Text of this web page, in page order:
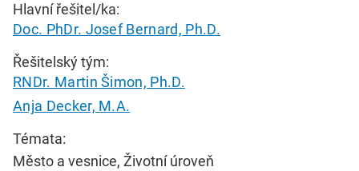
Hlavní řešitel/ka:
Doc. PhDr. Josef Bernard, Ph.D.
Řešitelský tým:
RNDr. Martin Šimon, Ph.D.
Anja Decker, M.A.
Témata:
Město a vesnice, Životní úroveň